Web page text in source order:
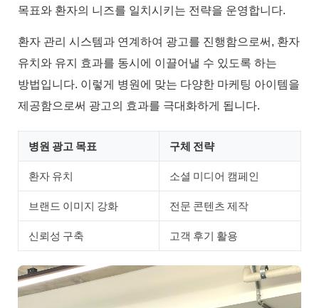
목표와 환자의 니즈를 일치시키는 전략을 운영합니다.
환자 관리 시스템과 연계하여 광고를 진행함으로써, 환자
유치와 유지 효과를 동시에 이끌어낼 수 있도록 하는
방법입니다. 이렇게 병원에 맞는 다양한 마케팅 아이템을
제공함으로써 광고의 효과를 극대화하게 됩니다.
병원 광고 목표 구체 전략
환자 유치 소셜 미디어 캠페인
브랜드 이미지 강화 전문 콘텐츠 제작
신뢰성 구축 고객 후기 활용